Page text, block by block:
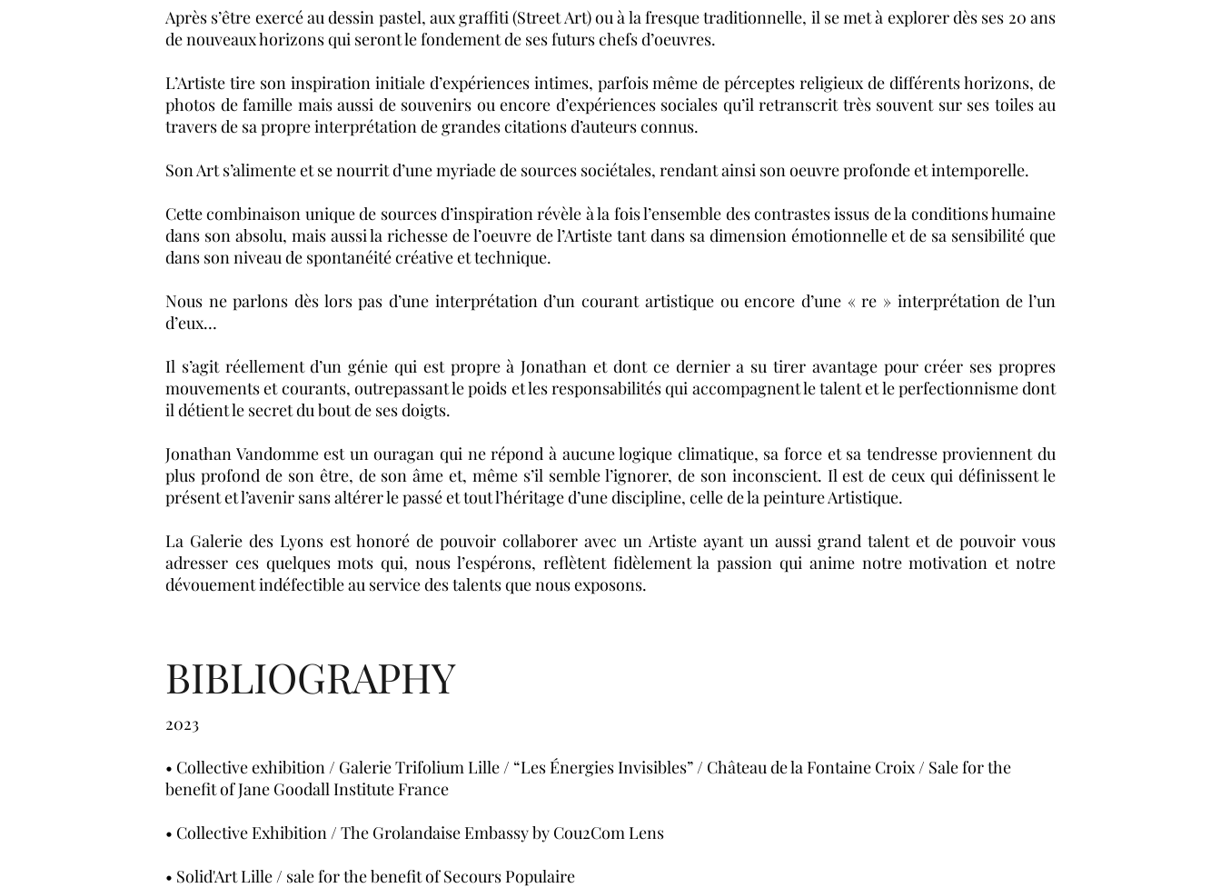
Après s’être exercé au dessin pastel, aux graffiti (Street Art) ou à la fresque traditionnelle, il se met à explorer dès ses 20 ans
de nouveaux horizons qui seront le fondement de ses futurs chefs d’oeuvres.
L’Artiste tire son inspiration initiale d’expériences intimes, parfois même de pérceptes religieux de différents horizons, de
photos de famille mais aussi de souvenirs ou encore d’expériences sociales qu’il retranscrit très souvent sur ses toiles au
travers de sa propre interprétation de grandes citations d’auteurs connus.
Son Art s’alimente et se nourrit d’une myriade de sources sociétales, rendant ainsi son oeuvre profonde et intemporelle.
Cette combinaison unique de sources d’inspiration révèle à la fois l’ensemble des contrastes issus de la conditions humaine
dans son absolu, mais aussi la richesse de l’oeuvre de l’Artiste tant dans sa dimension émotionnelle et de sa sensibilité que
dans son niveau de spontanéité créative et technique.
Nous ne parlons dès lors pas d’une interprétation d’un courant artistique ou encore d’une « re » interprétation de l’un
d’eux…
Il s’agit réellement d’un génie qui est propre à Jonathan et dont ce dernier a su tirer avantage pour créer ses propres
mouvements et courants, outrepassant le poids et les responsabilités qui accompagnent le talent et le perfectionnisme dont
il détient le secret du bout de ses doigts.
Jonathan Vandomme est un ouragan qui ne répond à aucune logique climatique, sa force et sa tendresse proviennent du
plus profond de son être, de son âme et, même s’il semble l’ignorer, de son inconscient. Il est de ceux qui définissent le
présent et l’avenir sans altérer le passé et tout l’héritage d’une discipline, celle de la peinture Artistique.
La Galerie des Lyons est honoré de pouvoir collaborer avec un Artiste ayant un aussi grand talent et de pouvoir vous
adresser ces quelques mots qui, nous l’espérons, reflètent fidèlement la passion qui anime notre motivation et notre
dévouement indéfectible au service des talents que nous exposons.
BIBLIOGRAPHY
2023
• Collective exhibition / Galerie Trifolium Lille / “Les Énergies Invisibles” / Château de la Fontaine Croix / Sale for the
benefit of Jane Goodall Institute France
• Collective Exhibition / The Grolandaise Embassy by Cou2Com Lens
• Solid'Art Lille / sale for the benefit of Secours Populaire